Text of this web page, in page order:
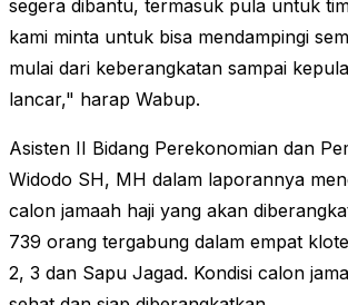
segera dibantu, termasuk pula untuk
kami minta untuk bisa mendampingi
mulai dari keberangkatan sampai
lancar," harap Wabup.
Asisten II Bidang Perekonomian dan
Widodo SH, MH dalam laporannya
calon jamaah haji yang akan
739 orang tergabung dalam empat
2, 3 dan Sapu Jagad. Kondisi calon